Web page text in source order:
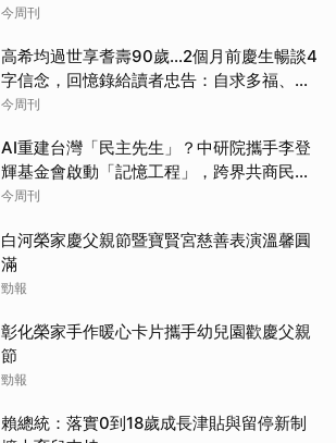
壇合作內幕？
今周刊
高希均過世享耆壽90歲…2個月前慶生暢談4
字信念，回憶錄給讀者忠告：自求多福、一
切靠自己爭氣
今周刊
AI重建台灣「民主先生」？中研院攜手李登
輝基金會啟動「記憶工程」，跨界共商民主
傳承契機
今周刊
白河榮家慶父親節暨寶賢宮慈善表演溫馨圓
滿
勁報
彰化榮家手作暖心卡片攜手幼兒園歡慶父親
節
勁報
賴總統：落實0到18歲成長津貼與留停新制